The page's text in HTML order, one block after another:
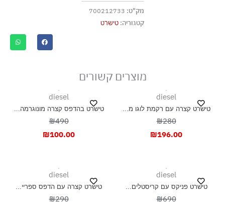
אסור לנקות בניקוי יבש
מק"ט: 700212733
קטגוריה:טישרט
מוצרים קשורים
diesel
טישרט קצרה עם רקמת לוגו מ...
₪280
₪196.00
diesel
טישרט בהדפס קצרה מונוגרמה...
₪490
₪100.00
diesel
טישרט פניקס עם קריסטלים...
₪690
diesel
טישרט קצרה עם הדפס ספריי...
₪290